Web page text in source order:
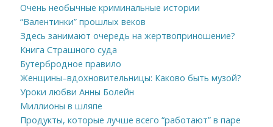
Очень необычные криминальные истории
“Валентинки” прошлых веков
Здесь занимают очередь на жертвоприношение?
Книга Страшного суда
Бутербродное правило
Женщины–вдохновительницы: Каково быть музой?
Уроки любви Анны Болейн
Миллионы в шляпе
Продукты, которые лучше всего “работают” в паре